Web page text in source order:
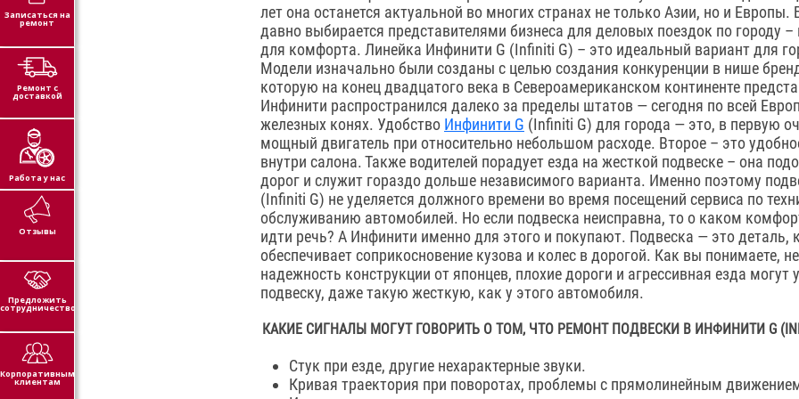
лет она останется актуальной во многих странах не только Азии, но и
давно выбирается представителями бизнеса для деловых поездок по городу
для комфорта. Линейка Инфинити G (Infiniti G) – это идеальный вариант для
Модели изначально были созданы с целью создания конкуренции в нише
которую на конец двадцатого века в Североамериканском континенте
Инфинити распространился далеко за пределы штатов — сегодня по всей
железных конях. Удобство Инфинити G (Infiniti G) для города — это, в первую
мощный двигатель при относительно небольшом расходе. Второе – это
внутри салона. Также водителей порадует езда на жесткой подвеске – она
дорог и служит гораздо дольше независимого варианта. Именно поэтому
(Infiniti G) не уделяется должного времени во время посещений сервиса по
обслуживанию автомобилей. Но если подвеска неисправна, то о каком
идти речь? А Инфинити именно для этого и покупают. Подвеска — это деталь,
обеспечивает соприкосновение кузова и колес в дорогой. Как вы понимаете,
надежность конструкции от японцев, плохие дороги и агрессивная езда
подвеску, даже такую жесткую, как у этого автомобиля.
КАКИЕ СИГНАЛЫ МОГУТ ГОВОРИТЬ О ТОМ, ЧТО РЕМОНТ ПОДВЕСКИ В ИНФИНИТИ G
Стук при езде, другие нехарактерные звуки.
Кривая траектория при поворотах, проблемы с прямолинейным
Записаться на
ремонт
Ремонт с
доставкой
Работа у нас
Отзывы
Предложить
сотрудничество
Корпоративным
клиентам